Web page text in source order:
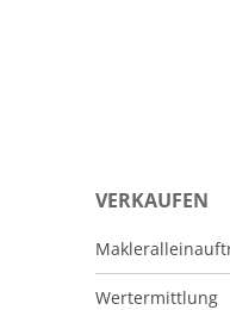
VERKAUFEN
Wertermittlung